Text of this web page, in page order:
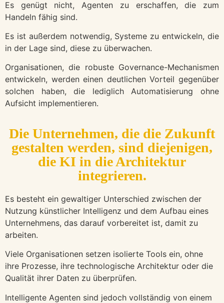
Es genügt nicht, Agenten zu erschaffen, die zum
Handeln fähig sind.
Es ist außerdem notwendig, Systeme zu entwickeln, die
in der Lage sind, diese zu überwachen.
Organisationen, die robuste Governance-Mechanismen
entwickeln, werden einen deutlichen Vorteil gegenüber
solchen haben, die lediglich Automatisierung ohne
Aufsicht implementieren.
Die Unternehmen, die die Zukunft
gestalten werden, sind diejenigen,
die KI in die Architektur
integrieren.
Es besteht ein gewaltiger Unterschied zwischen der
Nutzung künstlicher Intelligenz und dem Aufbau eines
Unternehmens, das darauf vorbereitet ist, damit zu
arbeiten.
Viele Organisationen setzen isolierte Tools ein, ohne
ihre Prozesse, ihre technologische Architektur oder die
Qualität ihrer Daten zu überprüfen.
Intelligente Agenten sind jedoch vollständig von einem